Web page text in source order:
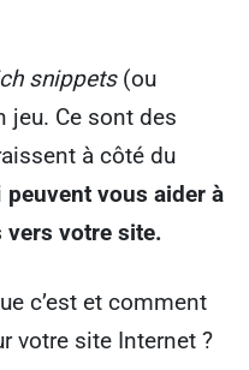
snippets(ou
jeu. Ce sont des
à côté du
peuvent vous aider à
vers votre site.
c’est et comment
votre site Internet ?